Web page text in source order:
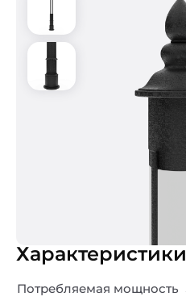
Характеристики
Потребляемая мощность